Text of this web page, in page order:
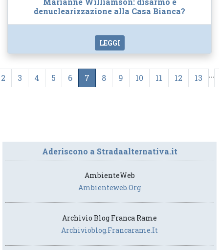
denuclearizzazione alla Casa Bianca?
LEGGI
2 3 4 5 6 7 8 9 10 11 12 13 ...
Aderiscono a Stradaalternativa.it
AmbienteWeb
Ambienteweb.org
Archivio Blog Franca Rame
Archivioblog.francarame.it